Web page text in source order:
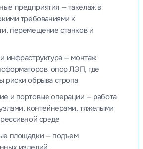
предприятия — такелаж в
требованиями к
перемещение станков и
инфраструктура — монтаж
опор ЛЭП, где
риски обрыва стропа
и портовые операции — работа
контейнерами, тяжелыми
среде
площадки — подъем
изделий,